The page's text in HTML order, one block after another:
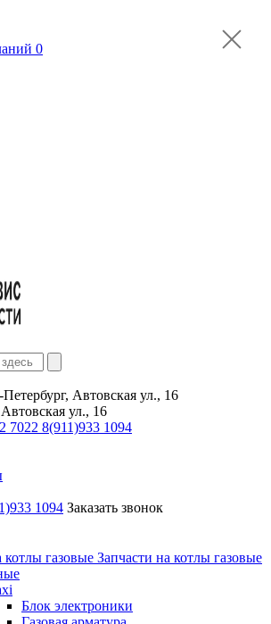
0
Автовская ул., 16
ул., 16
7022 8(911)933 1094
1094 Заказать звонок
Запчасти на котлы газовые
Блок электроники